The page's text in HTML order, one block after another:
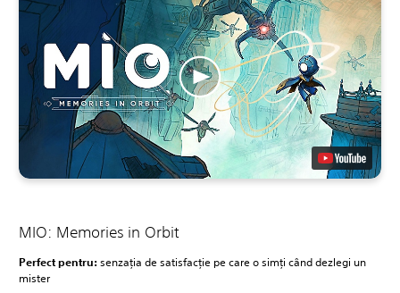
MIO: Memories in Orbit
Perfect pentru:senzația de satisfacție pe care o simți când dezlegi un
mister